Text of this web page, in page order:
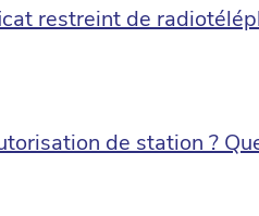
restreint de
de station ?